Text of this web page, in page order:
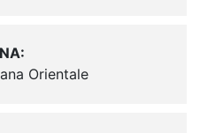
Orientale